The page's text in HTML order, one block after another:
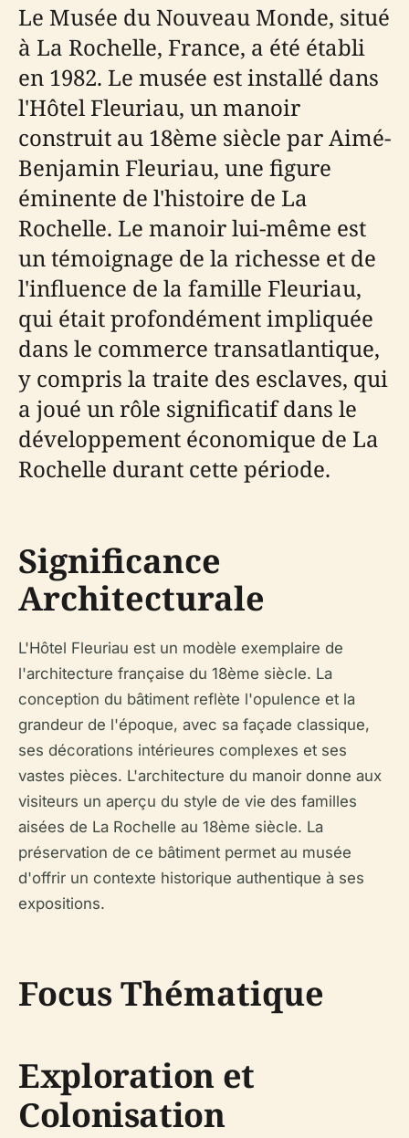
Le Musée du Nouveau Monde, situé
à La Rochelle, France, a été établi
en 1982. Le musée est installé dans
l'Hôtel Fleuriau, un manoir
construit au 18ème siècle par Aimé-
Benjamin Fleuriau, une figure
éminente de l'histoire de La
Rochelle. Le manoir lui-même est
un témoignage de la richesse et de
l'influence de la famille Fleuriau,
qui était profondément impliquée
dans le commerce transatlantique,
y compris la traite des esclaves, qui
a joué un rôle significatif dans le
développement économique de La
Rochelle durant cette période.
Significance
Architecturale
L'Hôtel Fleuriau est un modèle exemplaire de
l'architecture française du 18ème siècle. La
conception du bâtiment reflète l'opulence et la
grandeur de l'époque, avec sa façade classique,
ses décorations intérieures complexes et ses
vastes pièces. L'architecture du manoir donne aux
visiteurs un aperçu du style de vie des familles
aisées de La Rochelle au 18ème siècle. La
préservation de ce bâtiment permet au musée
d'offrir un contexte historique authentique à ses
expositions.
Focus Thématique
Exploration et
Colonisation